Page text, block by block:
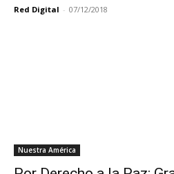
Red Digital - 07/12/2018
Nuestra América